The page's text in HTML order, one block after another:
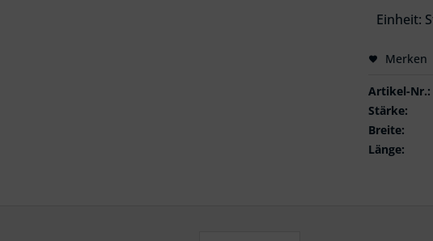
Einheit:
Merken
Artikel-Nr.:
Stärke:
Breite:
Länge: